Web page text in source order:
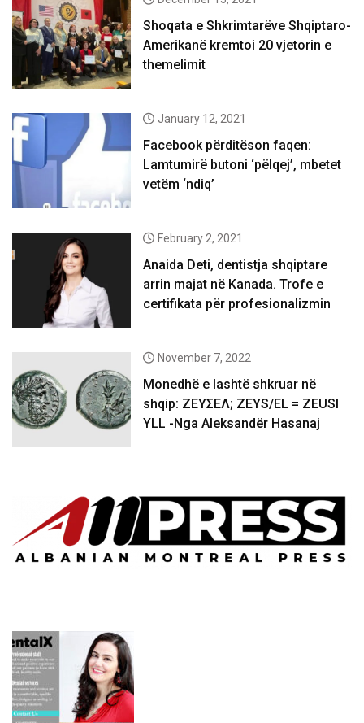
Shoqata e Shkrimtarëve Shqiptaro-
Amerikanë kremtoi 20 vjetorin e
themelimit
January 12, 2021
Facebook përditëson faqen:
Lamtumirë butoni ‘pëlqej’, mbetet
vetëm ‘ndiq’
February 2, 2021
Anaida Deti, dentistja shqiptare
arrin majat në Kanada. Trofe e
certifikata për profesionalizmin
November 7, 2022
Monedhë e lashtë shkruar në
shqip: ΖΕΥΣΕΛ; ZEYS/EL = ZEUSI
YLL -Nga Aleksandër Hasanaj